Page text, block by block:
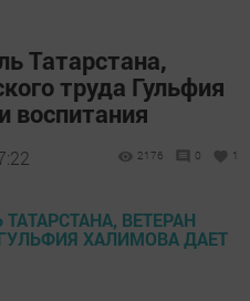
Татарстана,
труда Гульфия
воспитания
2176 0 1